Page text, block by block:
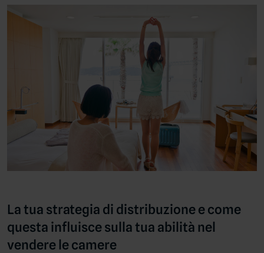
La tua strategia di distribuzione e come
questa influisce sulla tua abilità nel
vendere le camere